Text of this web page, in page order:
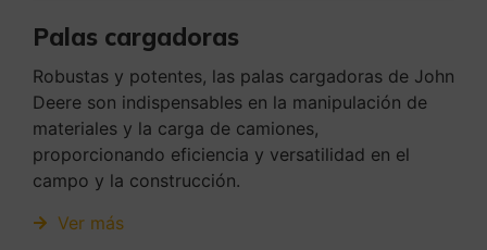
Palas cargadoras
Robustas y potentes, las palas cargadoras de John
Deere son indispensables en la manipulación de
materiales y la carga de camiones,
proporcionando eficiencia y versatilidad en el
campo y la construcción.
Ver más